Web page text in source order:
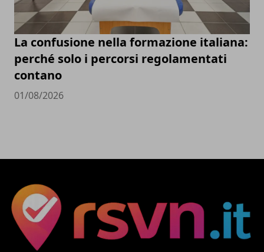
La confusione nella formazione italiana:
perché solo i percorsi regolamentati
contano
01/08/2026